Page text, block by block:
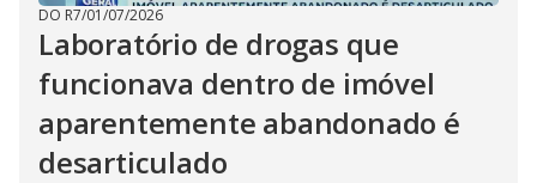
DO R7/01/07/2026
Laboratório de drogas que
funcionava dentro de imóvel
aparentemente abandonado é
desarticulado